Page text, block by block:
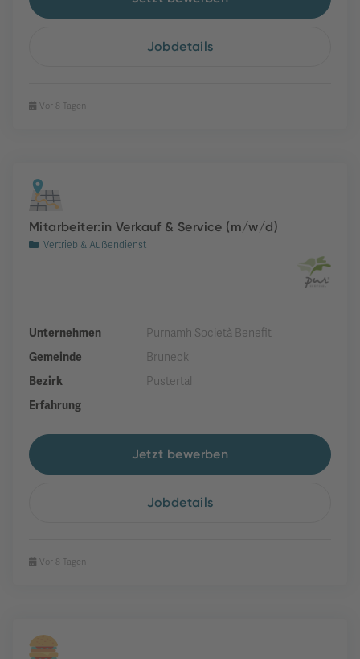
Jobdetails
Vor 8 Tagen
Mitarbeiter:in Verkauf & Service (m/w/d)
Vertrieb & Außendienst
Unternehmen
Purnamh Società Benefit
Gemeinde
Bruneck
Bezirk
Pustertal
Erfahrung
Jetzt bewerben
Jobdetails
Vor 8 Tagen